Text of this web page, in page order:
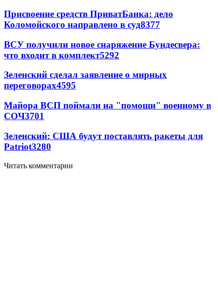
Присвоение средств ПриватБанка: дело
Коломойского направлено в суд8377
ВСУ получили новое снаряжение Бундесвера:
что входит в комплект5292
Зеленский сделал заявление о мирных
переговорах4595
Майора ВСП поймали на "помощи" военному в
СОЧ3701
Зеленский: США будут поставлять ракеты для
Patriot3280
Читать комментарии